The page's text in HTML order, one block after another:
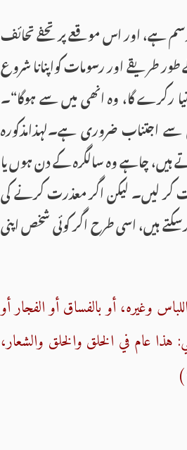
رسم ہے، اور اس موقعے پر تحفے تحائف
طریقے اور رسومات کواپنانا شروع
گا، وہ انھی میں سے ہوگا“۔
اجتناب ضروری ہے۔لہذامذكورہ
چاہے وہ سالگرہ کے دن ہوں یا
کر لیں۔ لیكن اگر معذرت كرنے كی
ہیں، اسی طرح اگر كوئی شخص اپنی
وغيره، أو بالفساق أو الفجار أو
هذا عام في الخلق والخلق والشعار،